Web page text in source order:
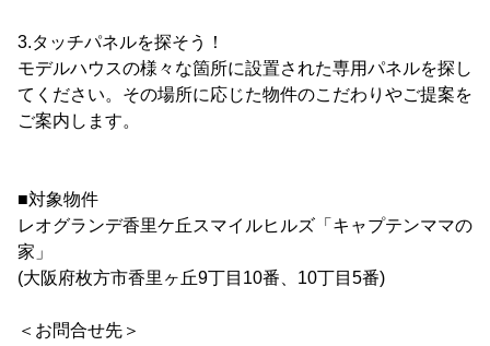
3.タッチパネルを探そう！
モデルハウスの様々な箇所に設置された専用パネルを探し
てください。その場所に応じた物件のこだわりやご提案を
ご案内します。
■対象物件
レオグランデ香里ケ丘スマイルヒルズ「キャプテンママの
家」
(大阪府枚方市香里ヶ丘9丁目10番、10丁目5番)
＜お問合せ先＞